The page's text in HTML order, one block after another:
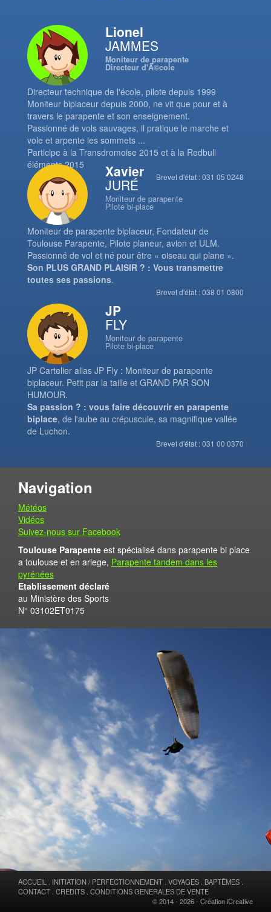
Lionel
JAMMES
Moniteur de parapente
Directeur d'Ã©cole
Directeur technique de l'école, pilote depuis 1999
Moniteur biplaceur depuis 2000, ne vit que pour et à
travers le parapente et son enseignement.
Passionné de vols sauvages, il pratique le marche et
vole et arpente les sommets ...
Participe à la Transdromoise 2015 et à la Redbull
éléments 2015
Brevet d'état : 031 05 0248
Xavier
JURÉ
Moniteur de parapente
Pilote bi-place
Moniteur de parapente biplaceur, Fondateur de
Toulouse Parapente, Pilote planeur, avion et ULM.
Passionné de vol et né pour être « oiseau qui plane ».
Son PLUS GRAND PLAISIR ? : Vous transmettre
toutes ses passions.
Brevet d'état : 038 01 0800
JP
FLY
Moniteur de parapente
Pilote bi-place
JP Cartelier alias JP Fly : Moniteur de parapente
biplaceur. Petit par la taille et GRAND PAR SON
HUMOUR.
Sa passion ? : vous faire découvrir en parapente
biplace, de l'aube au crépuscule, sa magnifique vallée
de Luchon.
Brevet d'état : 031 00 0370
Navigation
Météos
Vidéos
Suivez-nous sur Facebook
Toulouse Parapente est spécialisé dans parapente bi place
a toulouse et en ariege, Parapente tandem dans les
pyrénées
Etablissement déclaré
au Ministère des Sports
N° 03102ET0175
ACCUEIL INITIATION / PERFECTIONNEMENT VOYAGES BAPTÊMES
CONTACT CREDITS CONDITIONS GENERALES DE VENTE
© 2014 - 2026 - Création iCreative